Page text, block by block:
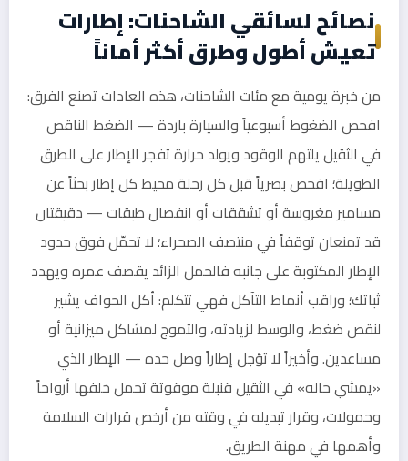
نصائح لسائقي الشاحنات: إطارات
تعيش أطول وطرق أكثر أماناً
من خبرة يومية مع مئات الشاحنات، هذه العادات تصنع الفرق:
افحص الضغوط أسبوعياً والسيارة باردة — الضغط الناقص
في الثقيل يلتهم الوقود ويولد حرارة تفجر الإطار على الطرق
الطويلة؛ افحص بصرياً قبل كل رحلة محيط كل إطار بحثاً عن
مسامير مغروسة أو تشققات أو انفصال طبقات — دقيقتان
قد تمنعان توقفاً في منتصف الصحراء؛ لا تحمّل فوق حدود
الإطار المكتوبة على جانبه فالحمل الزائد يقصف عمره ويهدد
ثباتك؛ وراقب أنماط التآكل فهي تتكلم: أكل الحواف يشير
لنقص ضغط، والوسط لزيادته، والتموج لمشاكل ميزانية أو
مساعدين. وأخيراً لا تؤجل إطاراً وصل حده — الإطار الذي
«يمشي حاله» في الثقيل قنبلة موقوتة تحمل خلفها أرواحاً
وحمولات، وقرار تبديله في وقته من أرخص قرارات السلامة
وأهمها في مهنة الطريق.